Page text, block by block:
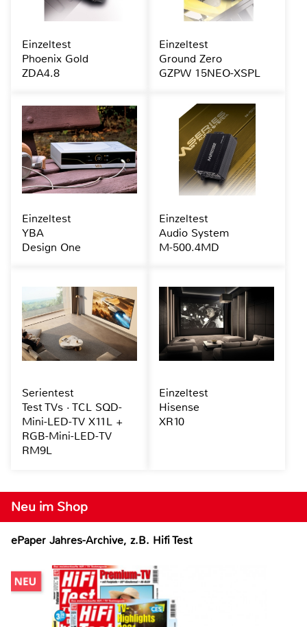
Neu im Shop
ePaper Jahres-Archive, z.B. Hifi Test
Einzeltest
Phoenix Gold
ZDA4.8
Einzeltest
Ground Zero
GZPW 15NEO-XSPL
Einzeltest
YBA
Design One
Einzeltest
Audio System
M-500.4MD
Serientest
Test TVs · TCL SQD-
Mini-LED-TV X11L +
RGB-Mini-LED-TV
RM9L
Einzeltest
Hisense
XR10